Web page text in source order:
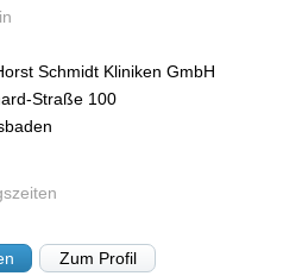
Schmidt Kliniken GmbH
Straße 100
Zum Profil